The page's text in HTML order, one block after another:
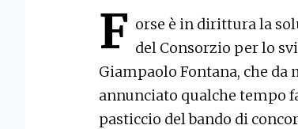
F orse è in dirittura la
del Consorzio per lo
Giampaolo Fontana, che da
annunciato qualche tempo
pasticcio del bando di